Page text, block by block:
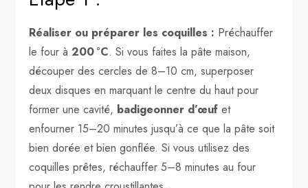
Réaliser ou préparer les coquilles : Préchauffer
le four à200 °C. Si vous faites la pâte maison,
découper des cercles de 8–10 cm, superposer
deux disques en marquant le centre du haut pour
former une cavité, badigeonner d’œuf et
enfourner 15–20 minutes jusqu’à ce que la pâte soit
bien dorée et bien gonflée. Si vous utilisez des
coquilles prêtes, réchauffer 5–8 minutes au four